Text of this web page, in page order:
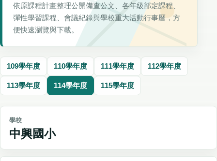
依原課程計畫整理公開備查公文、各年級部定課程、
彈性學習課程、會議紀錄與學校重大活動行事曆，方
便快速瀏覽與下載。
109學年度 110學年度 111學年度 112學年度
113學年度 114學年度 115學年度
學校
中興國小